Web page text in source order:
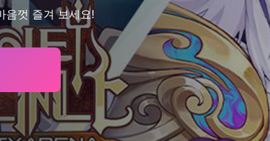
음껏 즐겨 보세요!